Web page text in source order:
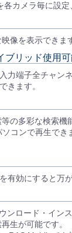
カメラ毎に設
像を表示できま
ブリッド使用
力端子全チャン
きます。
の多彩な検索
コンで再生でき
効にすると万
ンロード・イン
生が可能です。